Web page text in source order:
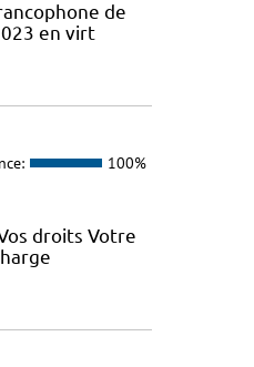
de
en virt
100%
droits Votre